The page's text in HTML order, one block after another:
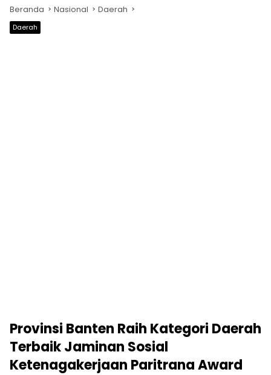
Beranda Nasional Daerah
Daerah
Provinsi Banten Raih Kategori Daerah
Terbaik Jaminan Sosial
Ketenagakerjaan Paritrana Award